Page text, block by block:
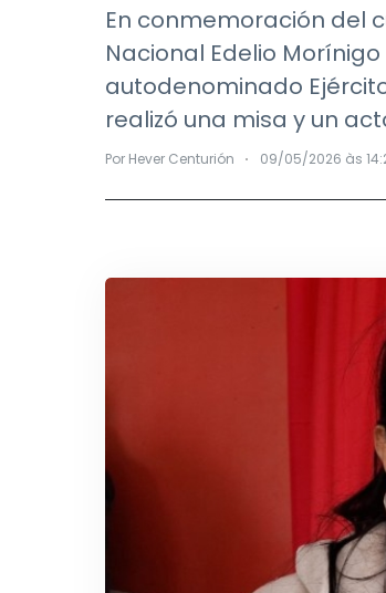
En conmemoración del
Nacional Edelio
autodenominado
realizó una misa y un
Por Hever Centurión 09/05/2026 às